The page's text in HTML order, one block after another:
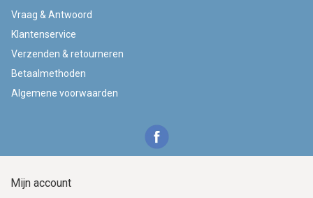
Vraag & Antwoord
Klantenservice
Verzenden & retourneren
Betaalmethoden
Algemene voorwaarden
Mijn account